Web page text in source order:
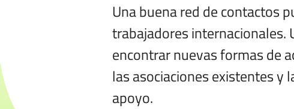
Una buena red de contactos
trabajadores internacionales.
encontrar nuevas formas de
las asociaciones existentes y
apoyo.